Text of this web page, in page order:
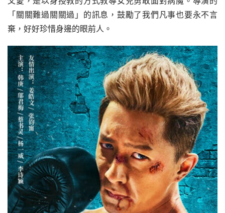
「關關難過關關過」的訊息，鼓勵了我們凡事也要永不言
棄，好好珍惜身邊的眼前人。